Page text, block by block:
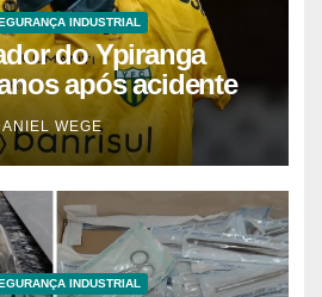
INDUSTRIAL
do Ypiranga
após acidente
WEGE
INDUSTRIAL